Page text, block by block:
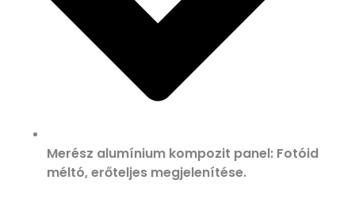
Merész alumínium kompozit panel: Fotóid
méltó, erőteljes megjelenítése.